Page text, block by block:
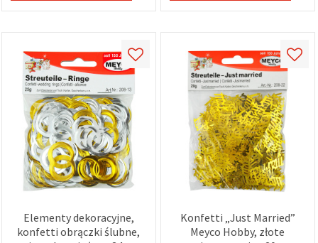
Elementy dekoracyjne,
konfetti obrączki ślubne,
Konfetti „Just Married”
Meyco Hobby, złote